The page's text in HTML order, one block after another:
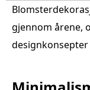
gjennom årene,